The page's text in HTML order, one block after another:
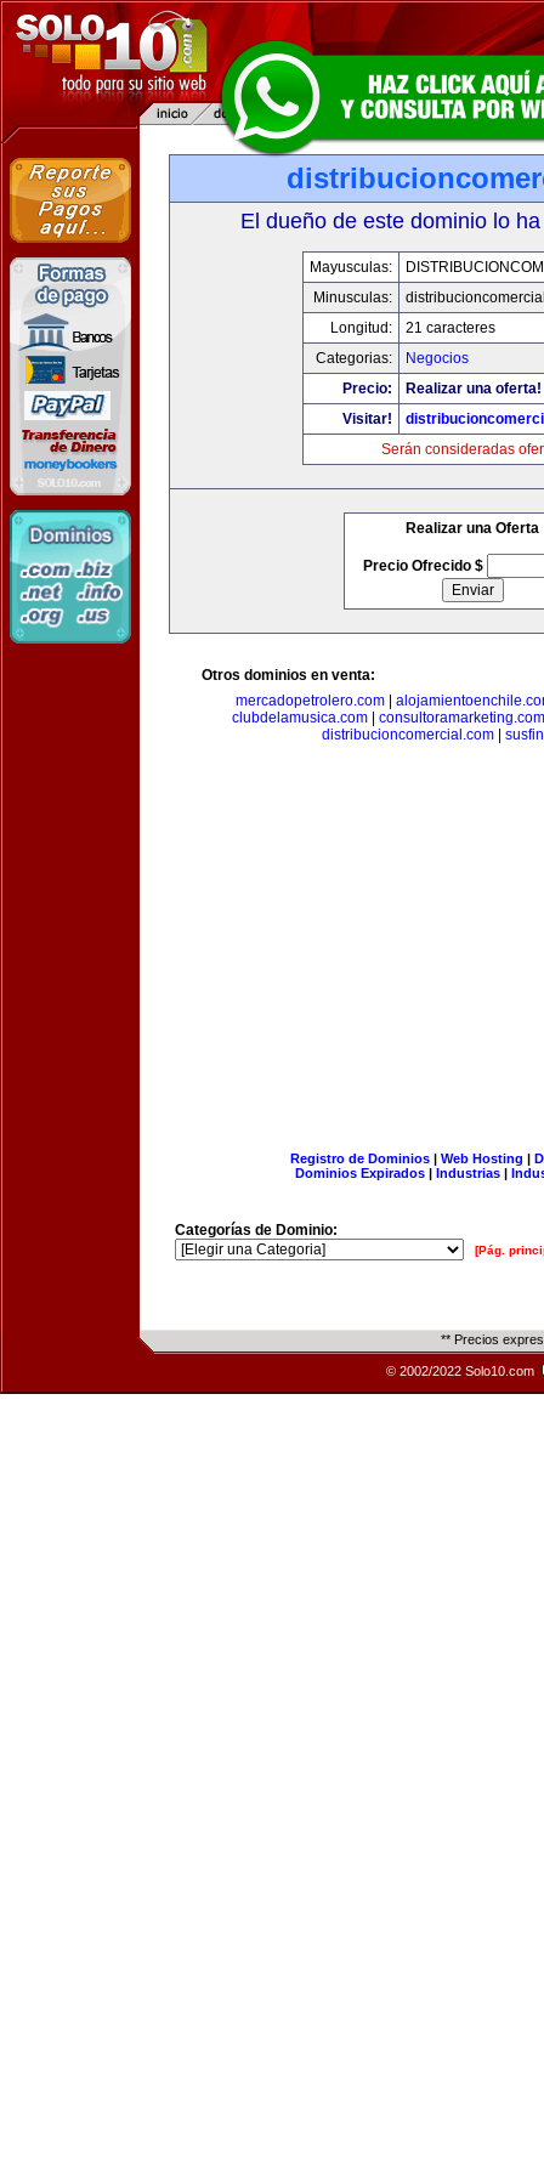
El dueño de este dominio lo
Mayusculas:
Minusculas:
Longitud:
21 caracteres
Categorias:
Negocios
Precio:
Realizar una oferta!
Visitar!
Serán consideradas
Realizar una Oferta
Precio Ofrecido $
Otros dominios en venta:
mercadopetrolero.com|
clubdelamusica.com
consultoramarketing.com
distribucioncomercial.com
Registro de Dominios| Web Hosting |
Dominios Expirados | Industrias |
Categorías de Dominio:
[Pág.
** Precios
© 2002/2022 Solo10.com